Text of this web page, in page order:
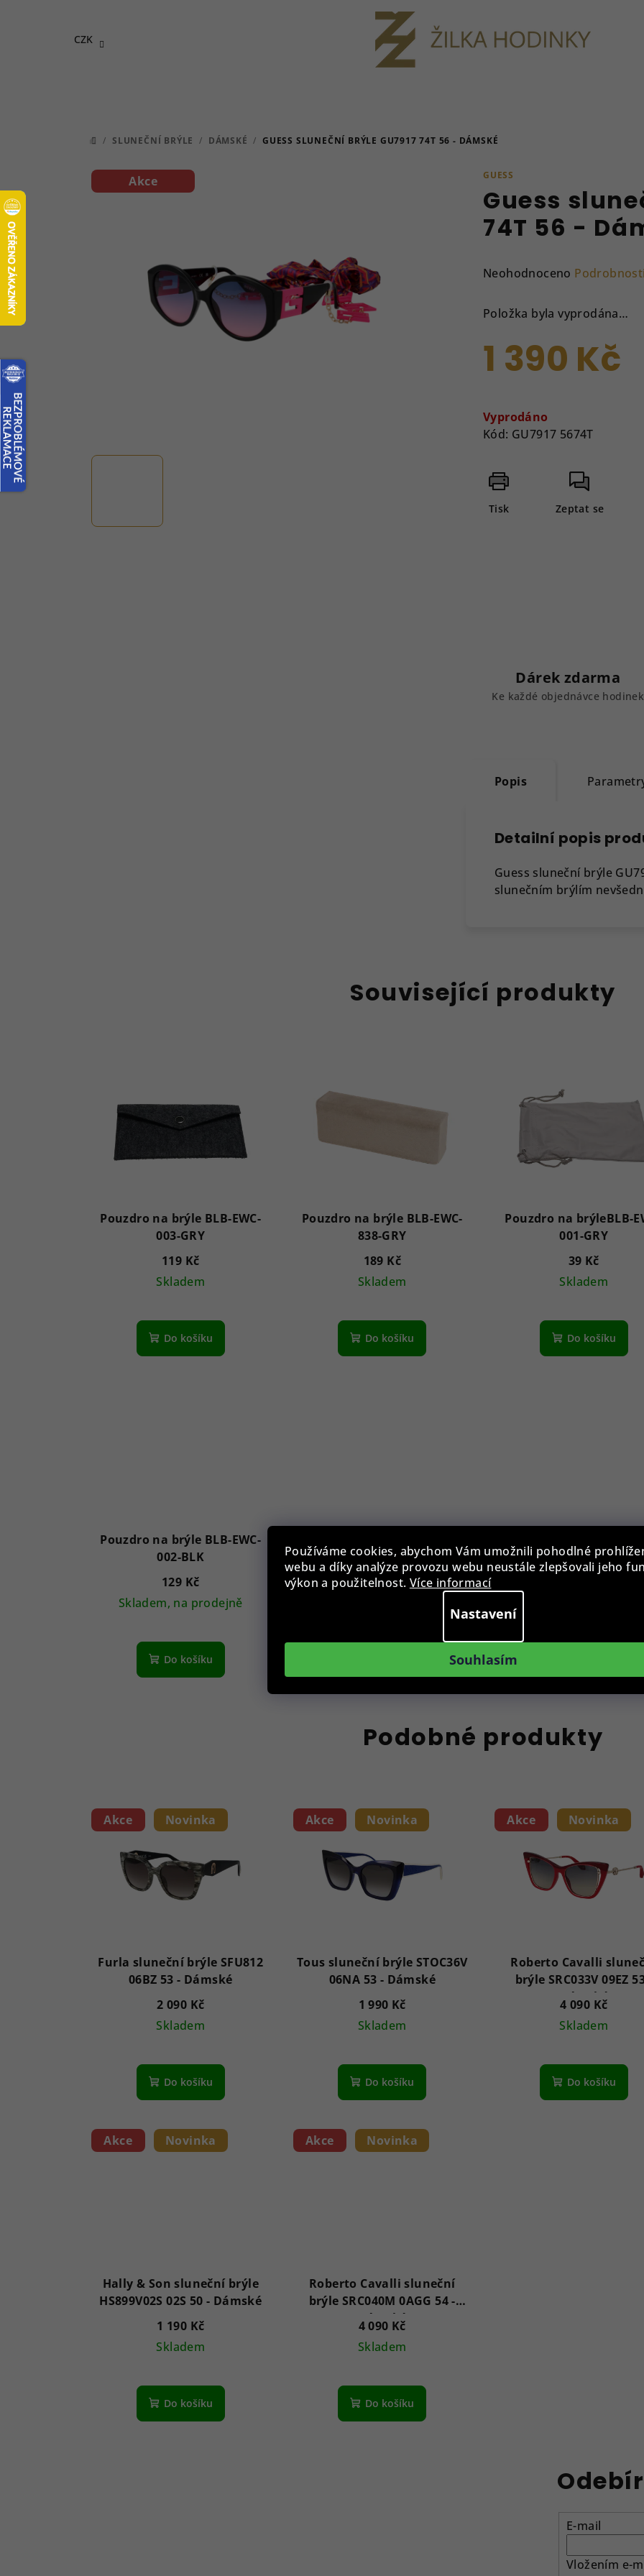
Používáme cookies, abychom Vám umožnili pohodlné
webu a díky analýze provozu webu neustále zlepšovali jeho
výkon a použitelnost. Více informací
Nastavení
Souhlasím
CZK
DOMŮ
/ SLUNEČNÍ BRÝLE / DÁMSKÉ / GUESS SLUNEČNÍ BRÝLE GU7917 74T 56 - DÁMSKÉ
GUESS
Guess
74T 56 -
Průměrné
produktu
5
Neohodnoceno
Položka byla vyprodána…
1 390 Kč
cena:
Vyprodáno
Kód: GU7917 5674T
Tisk Zeptat se
Akce
Dárek zdarma
Ke každé objednávce hodinek
Popis
Detailní popis
Guess sluneční brýle
slunečním brýlím
Související produkty
Pouzdro na brýle BLB-EWC-
003-GRY
119 Kč
Skladem
Do košíku
Pouzdro na brýle BLB-EWC-
838-GRY
189 Kč
Skladem
Do košíku
Pouzdro na brýleBLB-
001-GRY
39 Kč
Skladem
Do košíku
Pouzdro na brýle BLB-EWC-
002-BLK
129 Kč
Skladem, na prodejně
Do košíku
001-RED
29 Kč
Podobné produkty
Akce Novinka
Furla sluneční brýle SFU812
06BZ 53 - Dámské
2 090 Kč
Skladem
Do košíku
Akce Novinka
Tous sluneční brýle STOC36V
06NA 53 - Dámské
1 990 Kč
Skladem
Do košíku
Akce Novinka
Roberto Cavalli
brýle SRC033V 09EZ
Dámské
4 090 Kč
Skladem
Do košíku
Akce Novinka
Hally & Son sluneční brýle
HS899V02S 02S 50 - Dámské
1 190 Kč
Skladem
Do košíku
Akce Novinka
Roberto Cavalli sluneční
brýle SRC040M 0AGG 54 -
Dámské
4 090 Kč
Skladem
Do košíku
E-mail
Vložením e-